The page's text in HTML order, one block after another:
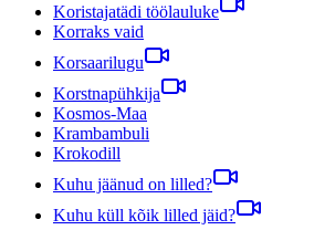
Koristajatädi töölauluke
Korraks vaid
Korsaarilugu
Korstnapühkija
Kosmos-Maa
Krambambuli
Krokodill
Kuhu jäänud on lilled?
Kuhu küll kõik lilled jäid?